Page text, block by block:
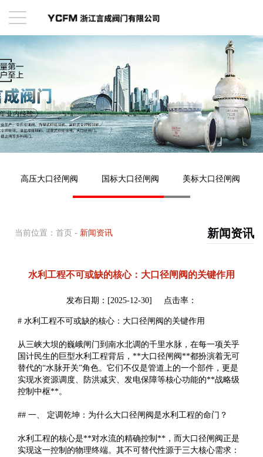
高压大口径闸阀 国标大口径闸阀 美标大口径闸阀
当前位置： 首页 - 新闻资讯 新闻资讯
水利工程不可或缺的核心：大口径闸阀的关键作用
发布日期：[2025-12-30] 点击率：
# 水利工程不可或缺的核心：大口径闸阀的关键作用
从三峡大坝的巍峨闸门到南水北调的千里水脉，在每一项关乎
国计民生的巨型水利工程背后，**大口径闸阀**都扮演着无可
替代的“水脉开关”角色。它们不仅是管道上的一个部件，更是
实现水资源调度、防洪减灾、发电保障等核心功能的**战略级
控制中枢**。
## 一、 定调乾坤：为什么大口径闸阀是水利工程的命门？
水利工程的核心是**对水流的精确控制**，而大口径闸阀正是
实现这一控制的物理终端。其不可替代性源于三大核心需求：